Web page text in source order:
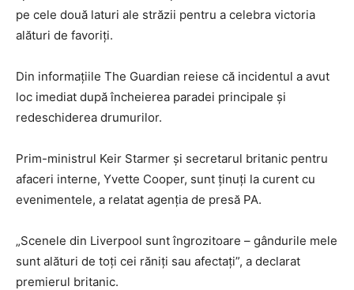
pe cele două laturi ale străzii pentru a celebra victoria
alături de favoriți.
Din informațiile The Guardian reiese că incidentul a avut
loc imediat după încheierea paradei principale și
redeschiderea drumurilor.
Prim-ministrul Keir Starmer și secretarul britanic pentru
afaceri interne, Yvette Cooper, sunt ținuți la curent cu
evenimentele, a relatat agenția de presă PA.
„Scenele din Liverpool sunt îngrozitoare – gândurile mele
sunt alături de toți cei răniți sau afectați”, a declarat
premierul britanic.